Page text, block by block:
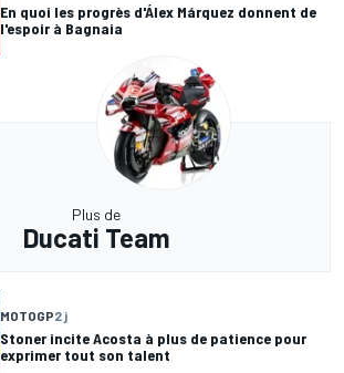
En quoi les progrès d'Álex Márquez donnent de
l'espoir à Bagnaia
Plus de
Ducati Team
MOTOGP2 j
Stoner incite Acosta à plus de patience pour
exprimer tout son talent